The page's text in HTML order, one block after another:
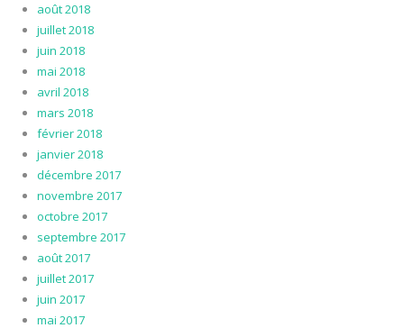
août 2018
juillet 2018
juin 2018
mai 2018
avril 2018
mars 2018
février 2018
janvier 2018
décembre 2017
novembre 2017
octobre 2017
septembre 2017
août 2017
juillet 2017
juin 2017
mai 2017